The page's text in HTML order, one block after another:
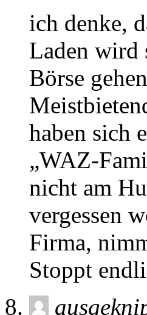
ich denke,
Laden wird
Börse
haben sich
„WAZ-
nicht am
vergessen
Firma,
Stoppt